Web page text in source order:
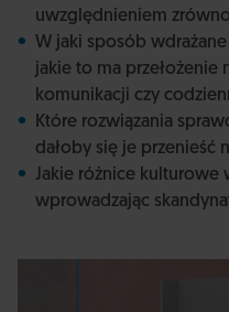
uwzględnieniem
W jaki sposób
jakie to ma przełożenie
komunikacji czy
Które rozwiązania
dałoby się je przenieść
Jakie różnice kulturowe
wprowadzając